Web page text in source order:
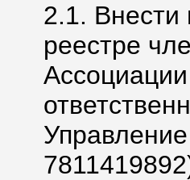
2.1. Внести
реестре